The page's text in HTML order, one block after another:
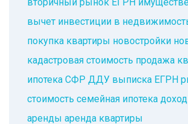
вторичный рынок ЕГРН
вычет инвестиции в
покупка квартиры новостройки
кадастровая стоимость продажа
ипотека СФР ДДУ выписка ЕГРН
стоимость семейная ипотека
аренды аренда квартиры